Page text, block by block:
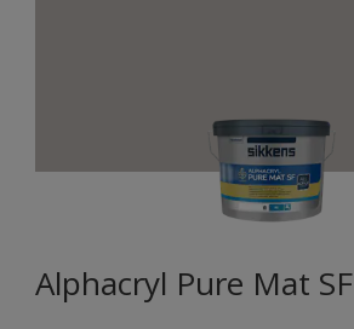
Alphacryl Pure Mat SF